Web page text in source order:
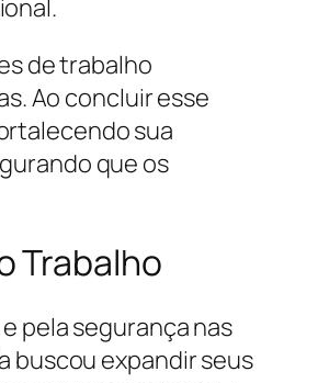
de trabalho
Ao concluir esse
sua
que os
Trabalho
pela segurança nas
buscou expandir seus